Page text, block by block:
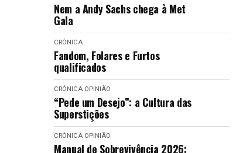
Nem a Andy Sachs chega à Met
Gala
CRÓNICA
Fandom, Folares e Furtos
qualificados
CRÓNICA OPINIÃO
“Pede um Desejo”: a Cultura das
Superstições
CRÓNICA OPINIÃO
Manual de Sobrevivência 2026: